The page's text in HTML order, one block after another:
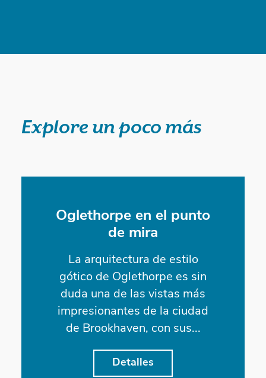
Explore un poco más
Oglethorpe en el punto
de mira
La arquitectura de estilo
gótico de Oglethorpe es sin
duda una de las vistas más
impresionantes de la ciudad
de Brookhaven, con sus...
Detalles